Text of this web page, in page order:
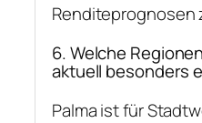
Renditeprognosen
6. Welche
aktuell besonders
Palma ist für